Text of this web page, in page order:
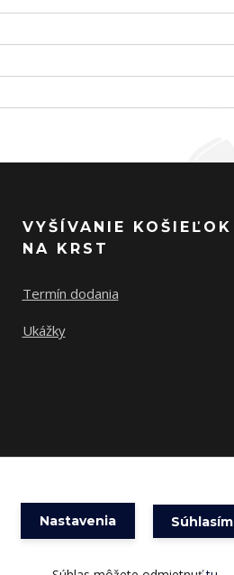
VYŠÍVANIE KOŠIEĽOK
NA KRST
Termín dodania
Ukážky
Vytvorené na
Nastavenia Súhlasím